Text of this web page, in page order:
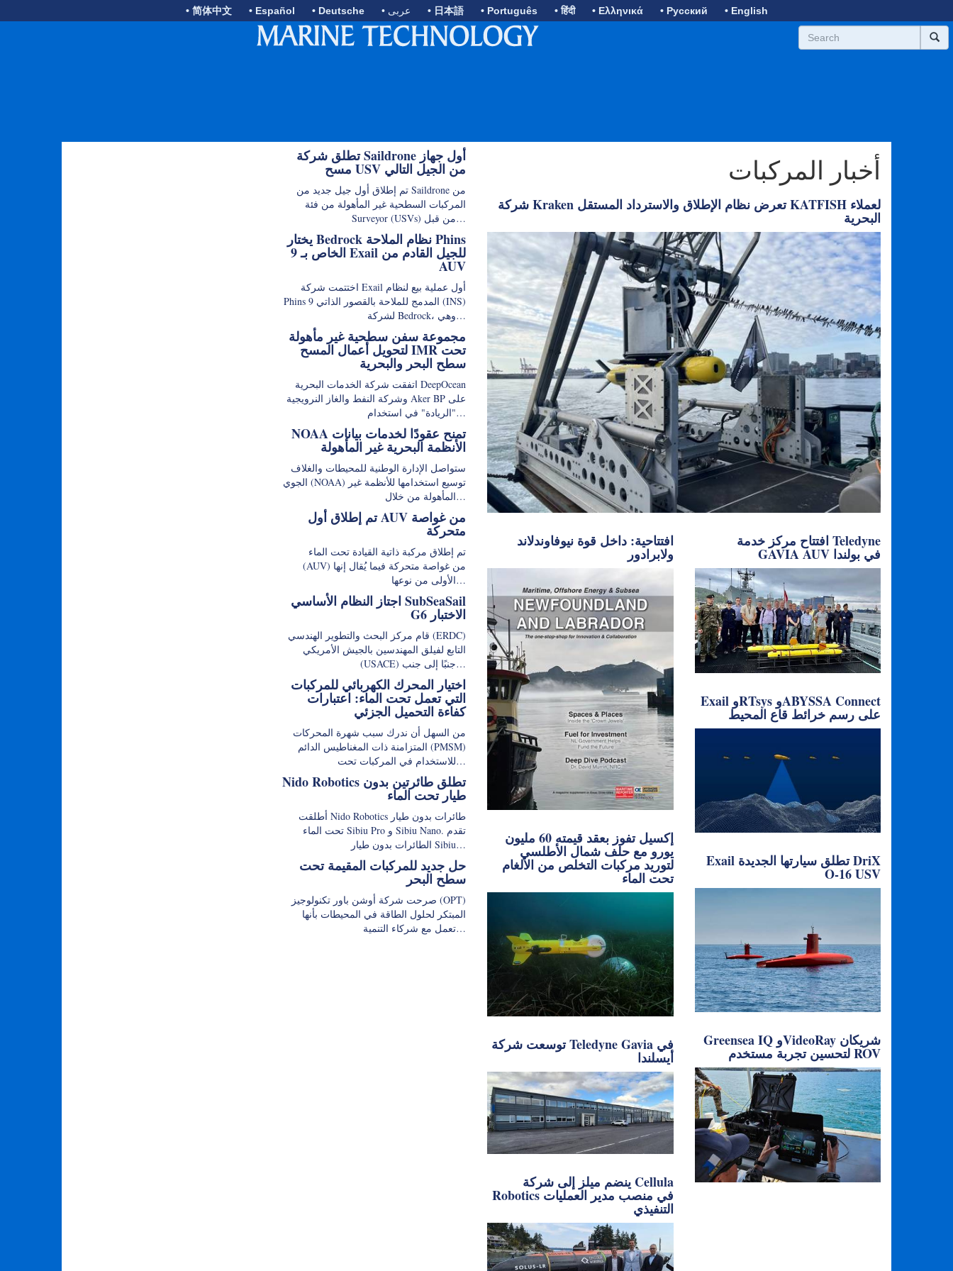
• 简体中文 • Español • Deutsche • عربى • 日本語 • Português • हिंदी • Ελληνικά • Русский • English
أخبار المركبات
شركة Kraken تعرض نظام الإطلاق والاسترداد المستقل KATFISH لعملاء
البحرية
افتتاحية: داخل قوة نيوفاوندلاند
ولابرادور
إكسيل تفوز بعقد قيمته 60 مليون
يورو مع حلف شمال الأطلسي
لتوريد مركبات التخلص من الألغام
تحت الماء
توسعت شركة Teledyne Gavia في
أيسلندا
ينضم ميلز إلى شركة Cellula
Robotics في منصب مدير العمليات
التنفيذي
افتتاح مركز خدمة Teledyne
GAVIA AUV في بولندا
Exail وRTsys وABYSSA Connect
على رسم خرائط قاع المحيط
Exail تطلق سيارتها الجديدة DriX
O-16 USV
Greensea IQ وVideoRay شريكان
لتحسين تجربة مستخدم ROV
تطلق شركة Saildrone أول جهاز
مسح USV من الجيل التالي
تم إطلاق أول جيل جديد من Saildrone من
المركبات السطحية غير المأهولة من فئة
Surveyor (USVs) من قبل…
يختار Bedrock نظام الملاحة Phins
9 الخاص بـ Exail للجيل القادم من
AUV
اختتمت شركة Exail أول عملية بيع لنظام
Phins 9 المدمج للملاحة بالقصور الذاتي (INS)
لشركة Bedrock، وهي…
مجموعة سفن سطحية غير مأهولة
لتحويل أعمال المسح IMR تحت
سطح البحر والبحرية
اتفقت شركة الخدمات البحرية DeepOcean
وشركة النفط والغاز النرويجية Aker BP على
"الريادة" في استخدام…
NOAA تمنح عقودًا لخدمات بيانات
الأنظمة البحرية غير المأهولة
ستواصل الإدارة الوطنية للمحيطات والغلاف
الجوي (NOAA) توسيع استخدامها للأنظمة غير
المأهولة من خلال…
تم إطلاق أول AUV من غواصة
متحركة
تم إطلاق مركبة ذاتية القيادة تحت الماء
(AUV) من غواصة متحركة فيما يُقال إنها
الأولى من نوعها…
اجتاز النظام الأساسي SubSeaSail
G6 الاختبار
قام مركز البحث والتطوير الهندسي (ERDC)
التابع لفيلق المهندسين بالجيش الأمريكي
(USACE) جنبًا إلى جنب…
اختيار المحرك الكهربائي للمركبات
التي تعمل تحت الماء: اعتبارات
كفاءة التحميل الجزئي
من السهل أن ندرك سبب شهرة المحركات
المتزامنة ذات المغناطيس الدائم (PMSM)
للاستخدام في المركبات تحت…
Nido Robotics تطلق طائرتين بدون
طيار تحت الماء
أطلقت Nido Robotics طائرات بدون طيار
تحت الماء Sibiu Pro و Sibiu Nano. تقدم
الطائرات بدون طيار Sibiu…
حل جديد للمركبات المقيمة تحت
سطح البحر
صرحت شركة أوشن باور تكنولوجيز (OPT)
المبتكر لحلول الطاقة في المحيطات بأنها
تعمل مع شركاء التنمية…